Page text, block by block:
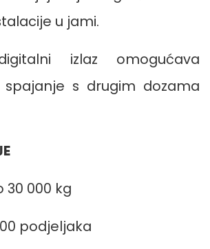
u jami.
izlaz omogućava
spajanje s drugim dozama
30 000 kg
podjeljaka